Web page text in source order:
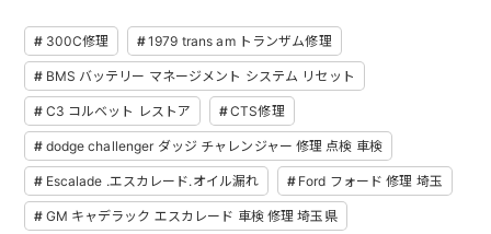
300C修理 1979 trans am トランザム修理
BMS バッテリー マネージメント システム リセット
C3 コルベット レストア CTS修理
dodge challenger ダッジ チャレンジャー 修理 点検 車検
Escalade .エスカレード.オイル漏れ Ford フォード 修理 埼玉
GM キャデラック エスカレード 車検 修理 埼玉県